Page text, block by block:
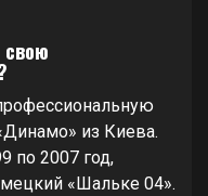
свою
из Киева.
по 2007 год,
«Шальке 04».